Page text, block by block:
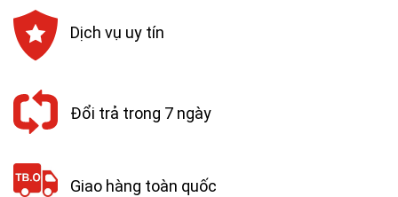
Dịch vụ uy tín
Đổi trả trong 7 ngày
Giao hàng toàn quốc